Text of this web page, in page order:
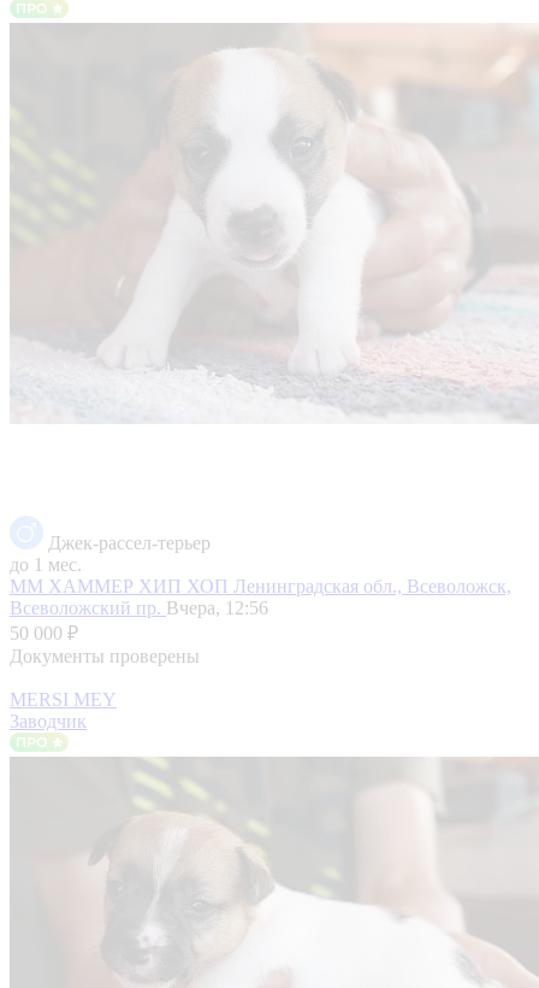
Джек-рассел-терьер
до 1 мес.
ММ ХАММЕР ХИП ХОП Ленинградская обл., Всеволожск,
Всеволожский пр. Вчера, 12:56
50 000 ₽
Документы проверены
MERSI MEY
Заводчик